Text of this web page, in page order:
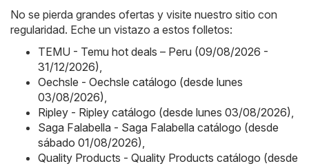
No se pierda grandes ofertas y visite nuestro sitio con
regularidad. Eche un vistazo a estos folletos:
TEMU - Temu hot deals – Peru (09/08/2026 -
31/12/2026)
Oechsle - Oechsle catálogo (desde lunes
03/08/2026)
Ripley - Ripley catálogo (desde lunes 03/08/2026)
Saga Falabella - Saga Falabella catálogo (desde
sábado 01/08/2026)
Quality Products - Quality Products catálogo (desde